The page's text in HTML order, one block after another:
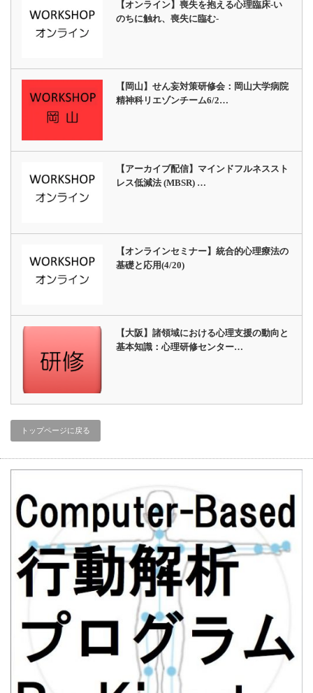
【オンライン】喪失を抱える心理臨床-い
のちに触れ、喪失に臨む-
【岡山】せん妄対策研修会：岡山大学病院
精神科リエゾンチーム6/2…
【アーカイブ配信】マインドフルネススト
レス低減法 (MBSR) …
【オンラインセミナー】統合的心理療法の
基礎と応用(4/20)
【大阪】諸領域における心理支援の動向と
基本知識：心理研修センター…
トップページに戻る